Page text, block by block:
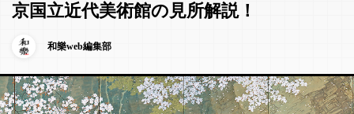
京国立近代美術館の見所解説！
和樂web編集部